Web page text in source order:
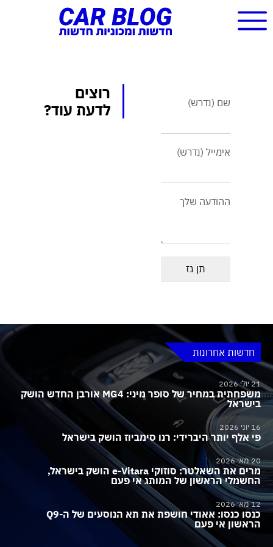
שם (נדרש)
אימייל (נדרש)
ההודעה שלך
רוצים
לדעת עוד?
חדשות אחרונות
21 יולי 2026
משפחתית במחיר של סופר מיני: MG4 אורבן החדש הושק
בישראל
16 יוני 2026
פי אלף יותר היברידי: רנו סימביוז הושק בישראל
20 מאי 2026
מרים את השאלטר: סוזוקי e-Vitara הושק בישראל,
החשמלי הראשון של המותג אי פעם
12 מאי 2026
כנסו כנסו: אאודי חושפת את תא הנוסעים של ה-Q9
הראשון אי פעם